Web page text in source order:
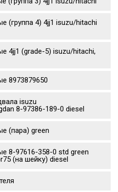
(группа 4) 4jj1 isuzu/hitachi
4jj1 (grade-5) isuzu/hitachi,
8973879650
isuzu
8-97386-189-0 diesel
(пара) green
8-97616-358-0 std green
(на шейку) diesel